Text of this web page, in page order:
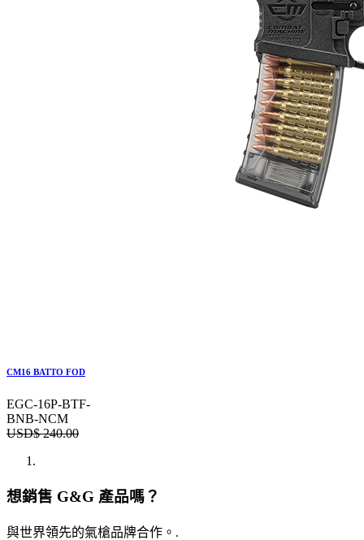
CM16 BATTO FOD
EGC-16P-BTF-
BNB-NCM
USD$240.00
想銷售 G&G 產品嗎？
與世界領先的氣槍品牌合作。.